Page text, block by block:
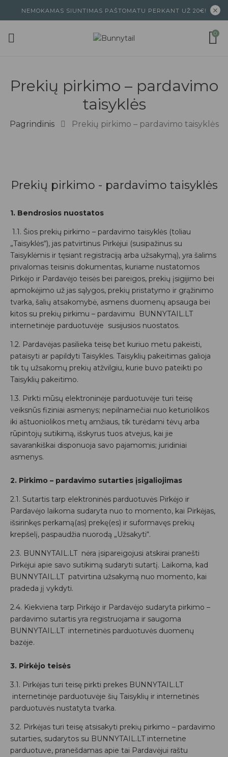
NEMOKAMAS SIUNTIMAS PAŠTOMATU PERKANT UŽ 20€!
0
Prekių pirkimo – pardavimo
taisyklės
Pagrindinis Prekių pirkimo – pardavimo taisyklės
Prekių pirkimo - pardavimo taisyklės
1. Bendrosios nuostatos
1.1. Šios prekių pirkimo – pardavimo taisyklės (toliau
„Taisyklės“), jas patvirtinus Pirkėjui (susipažinus su
Taisyklėmis ir tęsiant registraciją arba užsakymą), yra šalims
privalomas teisinis dokumentas, kuriame nustatomos
Pirkėjo ir Pardavėjo teisės bei pareigos, prekių įsigijimo bei
apmokėjimo už jas sąlygos, prekių pristatymo ir grąžinimo
tvarka, šalių atsakomybė, asmens duomenų apsauga bei
kitos su prekių pirkimu – pardavimu BUNNYTAIL.LT
internetinėje parduotuvėje susijusios nuostatos.
1.2. Pardavėjas pasilieka teisę bet kuriuo metu pakeisti,
pataisyti ar papildyti Taisykles. Taisyklių pakeitimas galioja
tik tų užsakomų prekių atžvilgiu, kurie buvo pateikti po
Taisyklių pakeitimo.
1.3. Pirkti mūsų elektroninėje parduotuvėje turi teisę
veiksnūs fiziniai asmenys; nepilnamečiai nuo keturiolikos
iki aštuoniolikos metų amžiaus, tik turėdami tėvų arba
rūpintojų sutikimą, išskyrus tuos atvejus, kai jie
savarankiškai disponuoja savo pajamomis; juridiniai
asmenys.
2. Pirkimo – pardavimo sutarties įsigaliojimas
2.1. Sutartis tarp elektroninės parduotuvės Pirkėjo ir
Pardavėjo laikoma sudaryta nuo to momento, kai Pirkėjas,
išsirinkęs perkamą(as) prekę(es) ir suformavęs prekių
krepšelį, paspaudžia nuorodą „Užsakyti“.
2.3. BUNNYTAIL.LT nėra įsipareigojusi atskirai pranešti
Pirkėjui apie savo sutikimą sudaryti sutartį. Laikoma, kad
BUNNYTAIL.LT patvirtina užsakymą nuo momento, kai
pradeda jį vykdyti.
2.4. Kiekviena tarp Pirkėjo ir Pardavėjo sudaryta pirkimo –
pardavimo sutartis yra registruojama ir saugoma
BUNNYTAIL.LT internetinės parduotuvės duomenų
bazėje.
3. Pirkėjo teisės
3.1. Pirkėjas turi teisę pirkti prekes BUNNYTAIL.LT
internetinėje parduotuvėje šių Taisyklių ir internetinės
parduotuvės nustatyta tvarka.
3.2. Pirkėjas turi teisę atsisakyti prekių pirkimo – pardavimo
sutarties, sudarytos su BUNNYTAIL.LT internetine
parduotuve, pranešdamas apie tai Pardavėjui raštu